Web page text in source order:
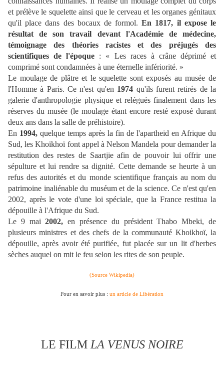
et prélève le squelette ainsi que le cerveau et les organes génitaux
qu'il place dans des bocaux de formol.En 1817, il expose le
résultat de son travail devant l'Académie de médecine,
témoignage des théories racistes et des préjugés des
scientifiques de l'époque : « Les races à crâne déprimé et
comprimé sont condamnées à une éternelle infériorité. »
Le moulage de plâtre et le squelette sont exposés au musée de
l'Homme à Paris. Ce n'est qu'en 1974 qu'ils furent retirés de la
galerie d'anthropologie physique et relégués finalement dans les
réserves du musée (le moulage étant encore resté exposé durant
deux ans dans la salle de préhistoire).
En 1994, quelque temps après la fin de l'apartheid en Afrique du
Sud, les Khoïkhoï font appel à Nelson Mandela pour demander la
restitution des restes de Saartjie afin de pouvoir lui offrir une
sépulture et lui rendre sa dignité. Cette demande se heurte à un
refus des autorités et du monde scientifique français au nom du
patrimoine inaliénable du muséum et de la science. Ce n'est qu'en
2002, après le vote d'une loi spéciale, que la France restitua la
dépouille à l'Afrique du Sud.
Le 9 mai2002, en présence du président Thabo Mbeki, de
plusieurs ministres et des chefs de la communauté Khoikhoï, la
dépouille, après avoir été purifiée, fut placée sur un lit d'herbes
sèches auquel on mit le feu selon les rites de son peuple.
(Source Wikipedia)
Pour en savoir plus : un article de Libération
LE FILM LA VENUS NOIRE